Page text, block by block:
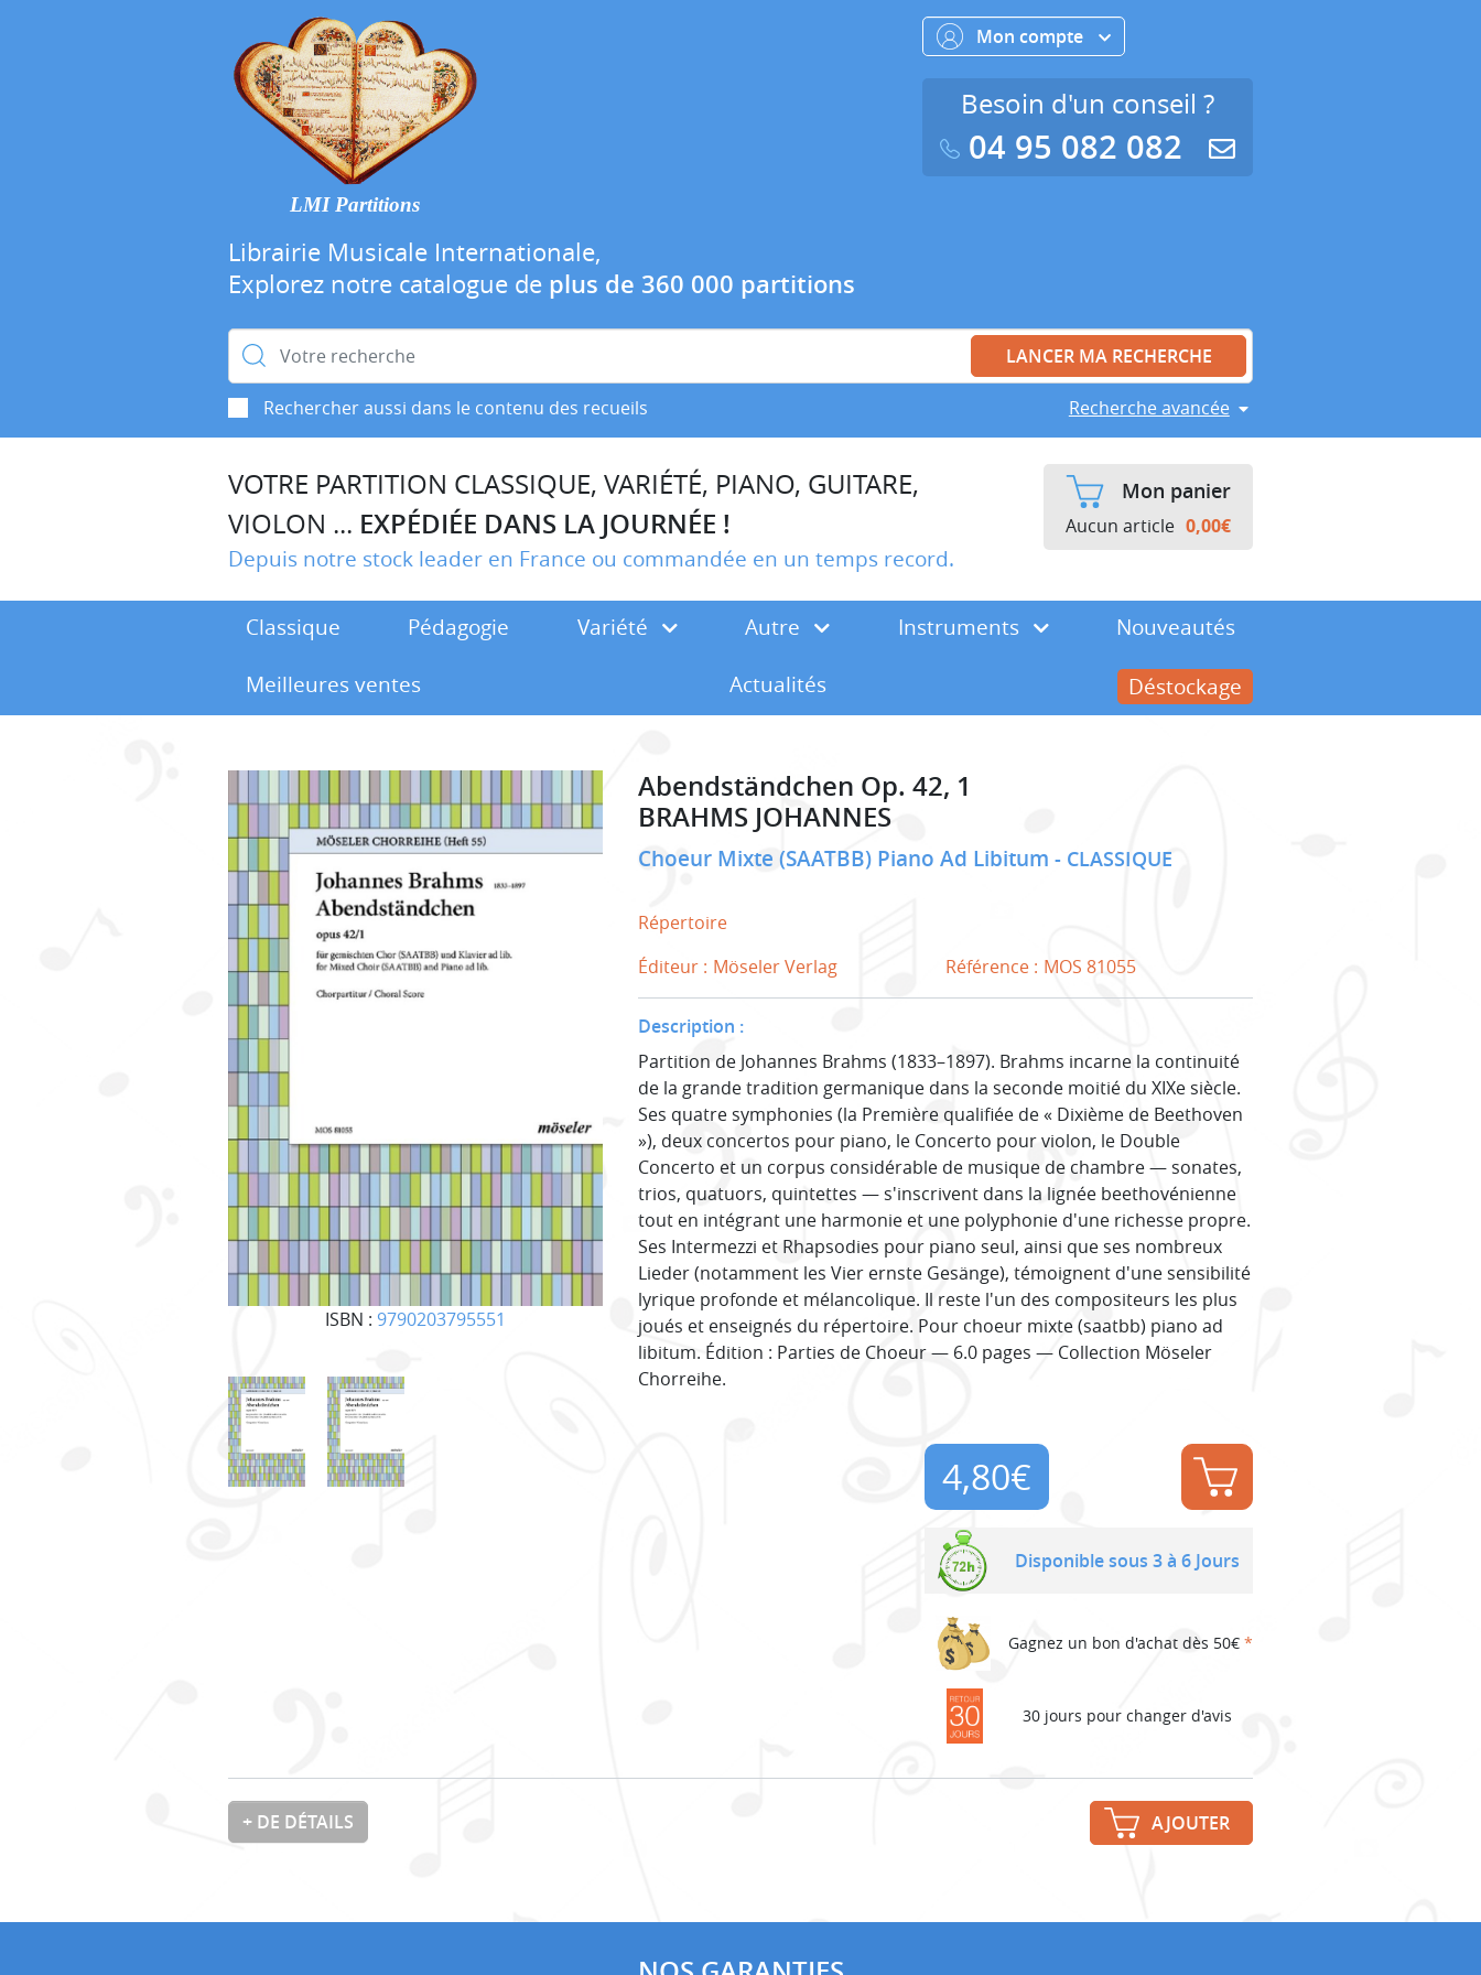
LMI Partitions
Librairie Musicale Internationale,
Explorez notre catalogue de plus de 360 000 partitions
Rechercher :
Rechercher aussi dans le contenu des recueils Recherche avancée
Mon compte
Besoin d'un conseil ?
04 95 082 082
VOTRE PARTITION CLASSIQUE, VARIÉTÉ, PIANO, GUITARE,
VIOLON ... EXPÉDIÉE DANS LA JOURNÉE !
Depuis notre stock leader en France ou commandée en un temps record.
Mon panier
Aucun article 0,00€
Classique Pédagogie Variété Autre Instruments
Nouveautés
Meilleures ventes
Actualités Déstockage
ISBN : 9790203795551
Abendständchen Op. 42, 1
BRAHMS JOHANNES
Choeur Mixte (SAATBB) Piano Ad Libitum CLASSIQUE
Répertoire
Éditeur : Möseler Verlag Référence : MOS 81055
Description :
Partition de Johannes Brahms (1833–1897). Brahms incarne la continuité
de la grande tradition germanique dans la seconde moitié du XIXe siècle.
Ses quatre symphonies (la Première qualifiée de « Dixième de Beethoven
»), deux concertos pour piano, le Concerto pour violon, le Double
Concerto et un corpus considérable de musique de chambre — sonates,
trios, quatuors, quintettes — s'inscrivent dans la lignée beethovénienne
tout en intégrant une harmonie et une polyphonie d'une richesse propre.
Ses Intermezzi et Rhapsodies pour piano seul, ainsi que ses nombreux
Lieder (notamment les Vier ernste Gesänge), témoignent d'une sensibilité
lyrique profonde et mélancolique. Il reste l'un des compositeurs les plus
joués et enseignés du répertoire. Pour choeur mixte (saatbb) piano ad
libitum. Édition : Parties de Choeur — 6.0 pages — Collection Möseler
Chorreihe.
4,80€
Disponible sous 3 à 6 Jours
Gagnez un bon d'achat dès 50€ *
30 jours pour changer d'avis
+ DE DÉTAILS AJOUTER